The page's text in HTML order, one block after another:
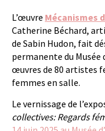
L’œuvre Mécanismes
Catherine Béchard,
de Sabin Hudon, fait
permanente du
œuvres de 80 artistes
femmes en salle.
Le vernissage de
collectives: Regards